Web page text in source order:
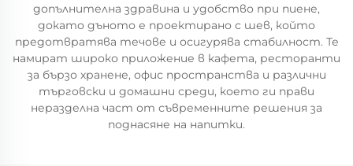
допълнителна здравина и удобство при пиене,
докато дъното е проектирано с шев, който
предотвратява течове и осигурява стабилност. Те
намират широко приложение в кафета, ресторанти
за бързо хранене, офис пространства и различни
търговски и домашни среди, което ги прави
неразделна част от съвременните решения за
поднасяне на напитки.